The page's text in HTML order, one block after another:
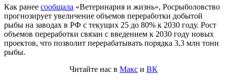
Как ранее сообщала «Ветеринария и жизнь», Росрыболовство
прогнозирует увеличение объемов переработки добытой
рыбы на заводах в РФ с текущих 25 до 80% к 2030 году. Рост
объемов переработки связан с введением к 2030 году новых
проектов, что позволит перерабатывать порядка 3,3 млн тонн
рыбы.
Читайте нас в Макс и ВК